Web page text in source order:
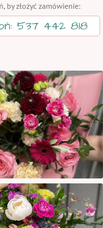
by złożyć zamówienie:
537 442 818